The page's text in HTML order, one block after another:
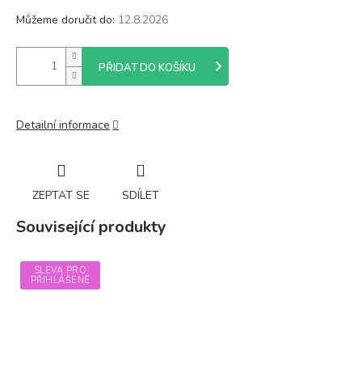
Můžeme doručit do: 12.8.2026
PŘIDAT DO KOŠÍKU
Detailní informace
ZEPTAT SE SDÍLET
Související produkty
SLEVA PRO
PŘIHLÁŠENÉ